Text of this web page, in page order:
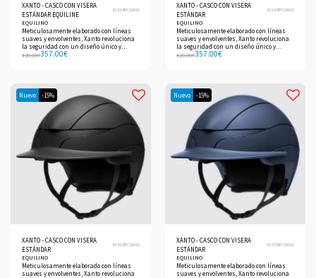
XANTO - CASCO CON VISERA
ESTÁNDAR EQUILINE
EC018PC10010
EQUILINO
Meticulosamente elaborado con líneas
suaves y envolventes, Xanto revoluciona
la seguridad con un diseño único y
elegante.
420.00€357.00€
XANTO - CASCO CON VISERA
ESTÁNDAR
EC018PC10010
EQUILINO
Meticulosamente elaborado con líneas
suaves y envolventes, Xanto revoluciona
la seguridad con un diseño único y
elegante.
420.00€357.00€
Nuevo -15%
XANTO - CASCO CON VISERA
ESTÁNDAR
EC018PC10010
EQUILINO
Meticulosamente elaborado con líneas
suaves y envolventes, Xanto revoluciona
Nuevo -15%
XANTO - CASCO CON VISERA
ESTÁNDAR
EC018PC10010
EQUILINO
Meticulosamente elaborado con líneas
suaves y envolventes, Xanto revoluciona